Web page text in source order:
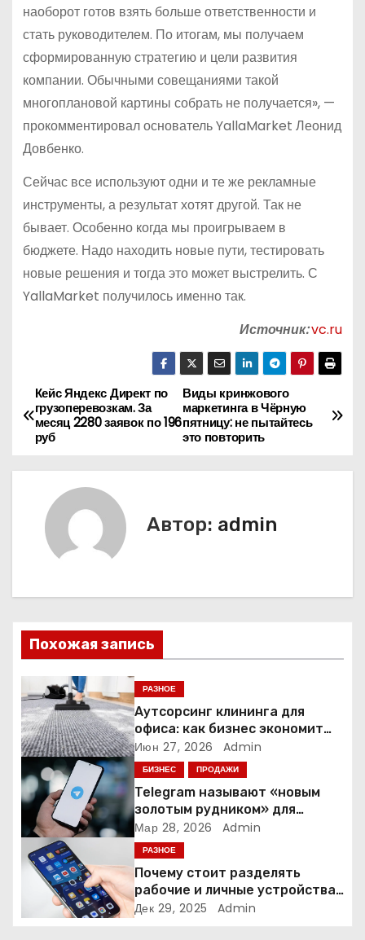
наоборот готов взять больше ответственности и
стать руководителем. По итогам, мы получаем
сформированную стратегию и цели развития
компании. Обычными совещаниями такой
многоплановой картины собрать не получается», —
прокомментировал основатель YallaMarket Леонид
Довбенко.
Сейчас все используют одни и те же рекламные
инструменты, а результат хотят другой. Так не
бывает. Особенно когда мы проигрываем в
бюджете. Надо находить новые пути, тестировать
новые решения и тогда это может выстрелить. С
YallaMarket получилось именно так.
Источник:vc.ru
Н
а
в
ц
и
я
п
о
з
а
п
и
с
Виды кринжового
маркетинга в Чёрную
пятницу: не пытайтесь
это повторить
Кейс Яндекс Директ по
грузоперевозкам. За
месяц 2280 заявок по 196
руб
Автор: admin
Похожая запись
РАЗНОЕ
Аутсорсинг клининга для
офиса: как бизнес экономит
время и деньги на уборке
Июн 27, 2026 Admin
БИЗНЕС ПРОДАЖИ
Telegram называют «новым
золотым рудником» для
креаторов: как блогеры
создают онлайн-бизнес
Мар 28, 2026 Admin
РАЗНОЕ
Почему стоит разделять
рабочие и личные устройства
— и чем опасно всё смешивать
Дек 29, 2025 Admin